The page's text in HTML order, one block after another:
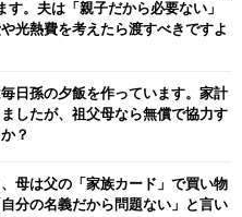
す。夫は「親子だから必要ない」
光熱費を考えたら渡すべきですよ
日孫の夕飯を作っています。家計
したが、祖父母なら無償で協力す
？
母は父の「家族カード」で買い物
分の名義だから問題ない」と言い